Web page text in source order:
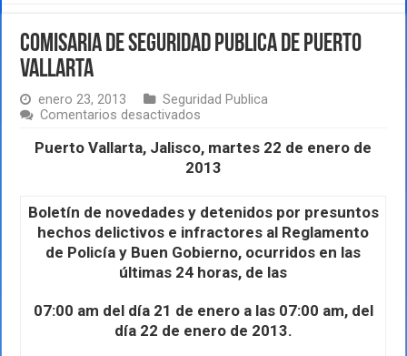
Comisaria de Seguridad Publica de Puerto
Vallarta
enero 23, 2013
Seguridad Publica
Comentarios desactivados
de
Seguridad
Publica
Puerto
Vallarta
Puerto Vallarta, Jalisco, martes 22 de enero de
2013
Boletín de novedades y detenidos por presuntos
hechos delictivos e infractores al Reglamento
de Policía y Buen Gobierno, ocurridos en las
últimas 24 horas, de las
07:00 am del día 21 de enero a las 07:00 am, del
día 22 de enero de 2013.